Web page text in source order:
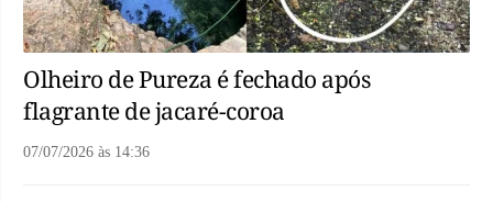
Olheiro de Pureza é fechado após
flagrante de jacaré-coroa
07/07/2026 às 14:36